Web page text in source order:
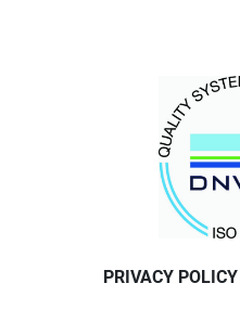
PRIVACY POLICY